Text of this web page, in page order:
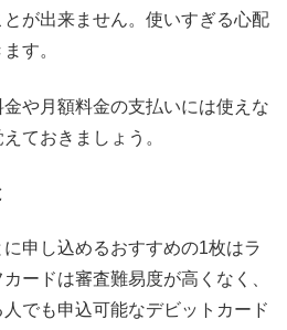
が出来ません。使いすぎる心配
す。
や月額料金の支払いには使えな
ておきましょう。
申し込めるおすすめの1枚はラ
ードは審査難易度が高くなく、
でも申込可能なデビットカード